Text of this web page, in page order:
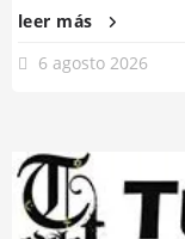
leer más
6 agosto 2026